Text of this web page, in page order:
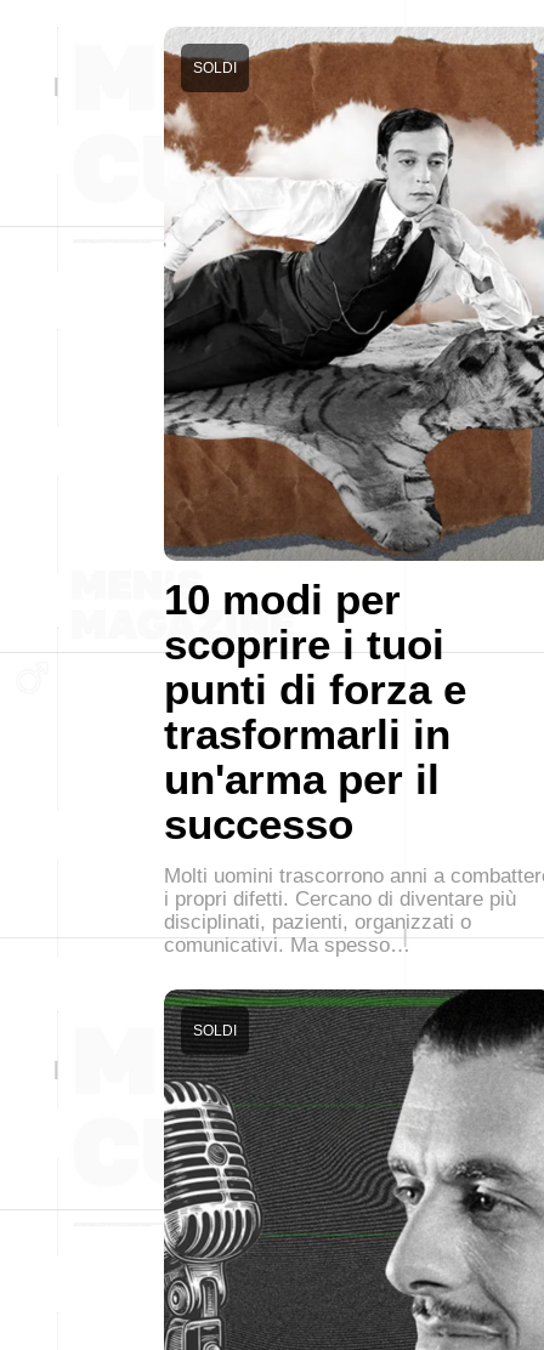
10 modi per
scoprire i tuoi
punti di forza e
trasformarli in
un'arma per il
successo
SOLDI
Molti uomini trascorrono anni a
i propri difetti. Cercano di diventare più
disciplinati, pazienti, organizzati o
comunicativi. Ma spesso…
SOLDI